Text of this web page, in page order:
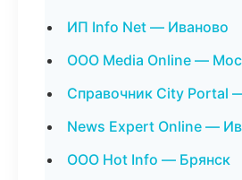
ИП Info Net — Иваново
ООО Media Online —
Справочник City Portal
News Expert Online —
ООО Hot Info — Брянск